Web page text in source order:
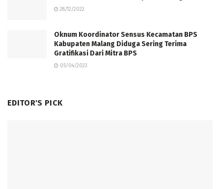
28/12/2022
Oknum Koordinator Sensus Kecamatan BPS
Kabupaten Malang Diduga Sering Terima
Gratifikasi Dari Mitra BPS
05/04/2023
EDITOR'S PICK